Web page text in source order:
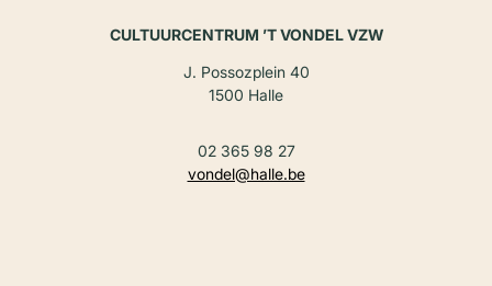
CULTUURCENTRUM ’T VONDEL VZW
J. Possozplein 40
1500 Halle
02 365 98 27
vondel@halle.be